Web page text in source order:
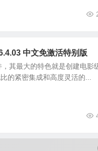
中文免激活特别版
其最大的特色就是创建电影
的紧密集成和高度灵活的...